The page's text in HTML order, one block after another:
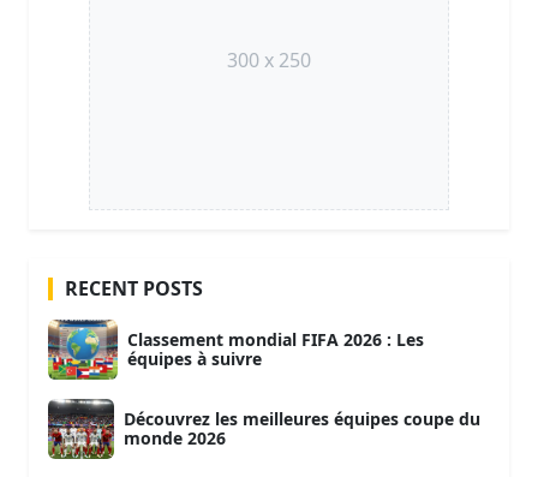
300 x 250
RECENT POSTS
Classement mondial FIFA 2026 : Les
équipes à suivre
Découvrez les meilleures équipes coupe du
monde 2026